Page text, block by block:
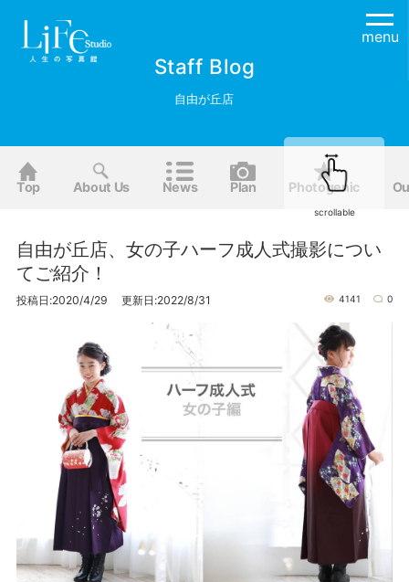
menu
Staff Blog
自由が丘店
Top About Us News Plan Photogenic
自由が丘店、女の子ハーフ成人式撮影につい
てご紹介！
投稿日:2020/4/29 更新日:2022/8/31 4141 0